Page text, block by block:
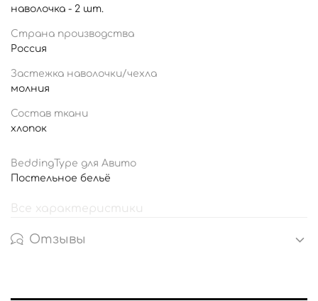
наволочка - 2 шт.
Страна производства
Россия
Застежка наволочки/чехла
молния
Состав ткани
хлопок
BeddingType для Авито
Постельное бельё
Все характеристики
Отзывы